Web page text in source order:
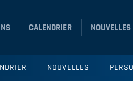
CALENDRIER NOUVELLES
NOUVELLES